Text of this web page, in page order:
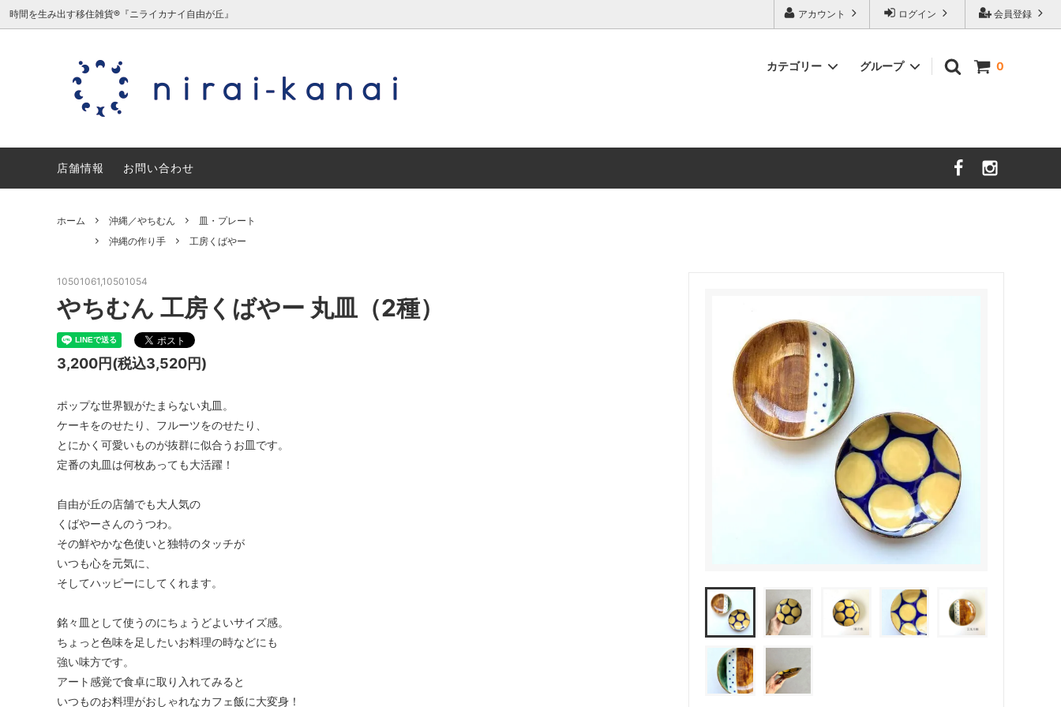
会員登録
ログイン
アカウント
時間を生み出す移住雑貨®『ニライカナイ自由が丘』
0
カテゴリー
沖縄／やちむん
ミニチュア/夏原由記子（旧三毛猫食
堂）
宮城／三輪田窯 兵庫／丹波焼 大分／小鹿田焼
グループ
沖縄の作り手
店舗情報 お問い合わせ
ホーム 沖縄／やちむん
皿・プレート
沖縄の作り手
工房くばやー
10501061,10501054
やちむん 工房くばやー 丸皿（2種）
3,200円(税込3,520円)
ポップな世界観がたまらない丸皿。
ケーキをのせたり、フルーツをのせたり、
とにかく可愛いものが抜群に似合うお皿です。
定番の丸皿は何枚あっても大活躍！
自由が丘の店舗でも大人気の
くばやーさんのうつわ。
その鮮やかな色使いと独特のタッチが
いつも心を元気に、
そしてハッピーにしてくれます。
銘々皿として使うのにちょうどよいサイズ感。
ちょっと色味を足したいお料理の時などにも
強い味方です。
アート感覚で食卓に取り入れてみると
いつものお料理がおしゃれなカフェ飯に大変身！